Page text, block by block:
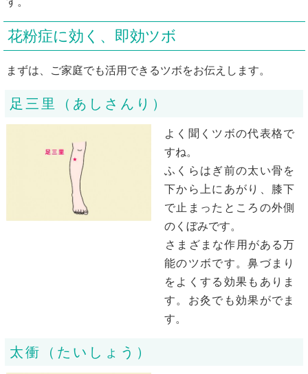
花粉症に効く、即効ツボ
まずは、ご家庭でも活用できるツボをお伝えします。
足三里（あしさんり）
よく聞くツボの代表格で
すね。
ふくらはぎ前の太い骨を
下から上にあがり、膝下
で止まったところの外側
のくぼみです。
さまざまな作用がある万
能のツボです。鼻づまり
をよくする効果もありま
す。お灸でも効果がでま
す。
太衝（たいしょう）